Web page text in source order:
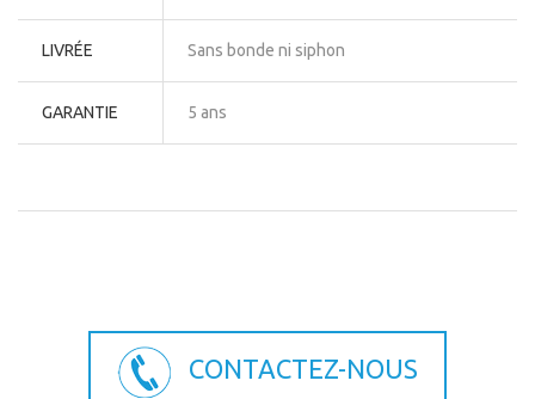
LIVRÉE Sans bonde ni siphon
GARANTIE 5 ans
CONTACTEZ-NOUS